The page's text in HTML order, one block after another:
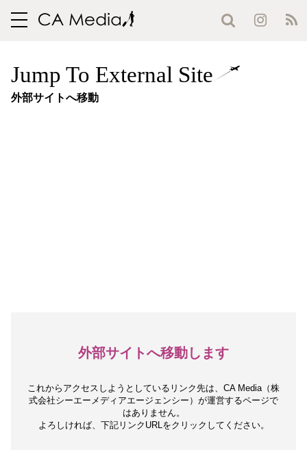
toggle
Jump To External Site
外部サイトへ移動
外部サイトへ移動します
これからアクセスしようとしているリンク先は、 CA Media（株
式会社シーエーメディアエージェンシー）が運営するページで
はありません。
よろしければ、下記リンクURLをクリックしてください。